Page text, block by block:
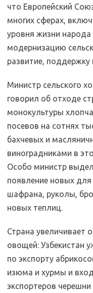
что Европейский
многих сферах,
уровня жизни народа
модернизацию
развитие,
Министр сельского
говорил об отходе
монокультуры
посевов на сотнях
бахчевых и
виноградниками в
Особо министр
появление новых
шафрана, руколы,
новых теплиц.
Страна увеличивает
овощей: Узбекистан
по экспорту
изюма и хурмы и
экспортеров